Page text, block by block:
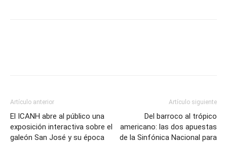
Artículo anterior
El ICANH abre al público una
exposición interactiva sobre el
galeón San José y su época
Artículo siguiente
Del barroco al trópico
americano: las dos apuestas
de la Sinfónica Nacional para